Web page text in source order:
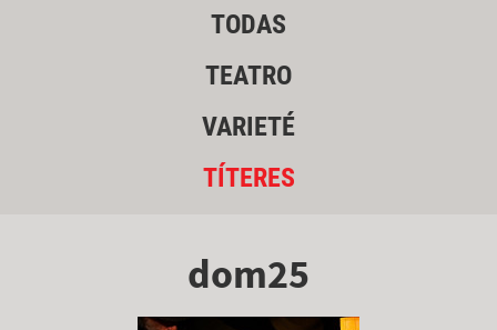
TODAS
TEATRO
VARIETÉ
TÍTERES
dom25